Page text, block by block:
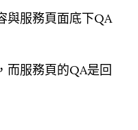
與服務頁面底下QA
而服務頁的QA是回